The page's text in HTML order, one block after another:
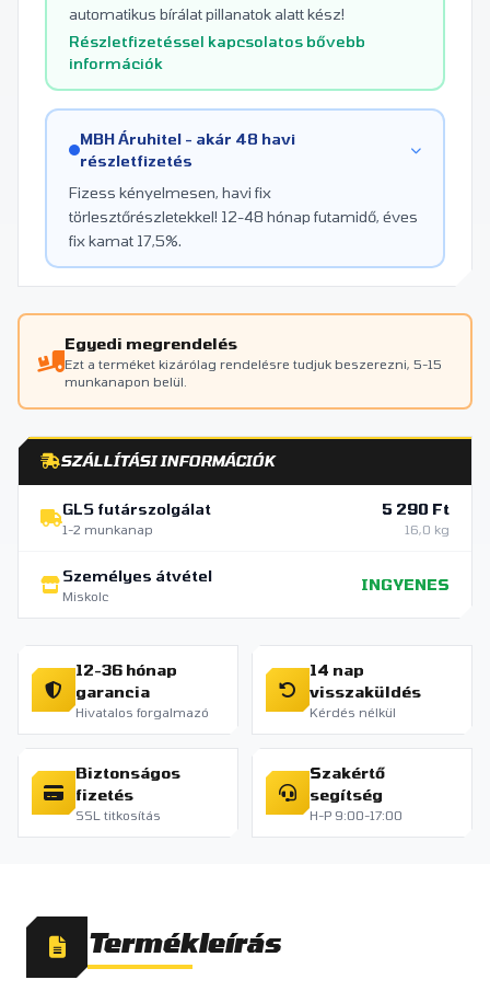
automatikus bírálat pillanatok alatt kész!
Részletfizetéssel kapcsolatos bővebb
információk
MBH Áruhitel - akár 48 havi
részletfizetés
Fizess kényelmesen, havi fix
törlesztőrészletekkel! 12-48 hónap futamidő, éves
fix kamat 17,5%.
Egyedi megrendelés
Ezt a terméket kizárólag rendelésre tudjuk beszerezni, 5-15
munkanapon belül.
SZÁLLÍTÁSI INFORMÁCIÓK
GLS futárszolgálat
1-2 munkanap
5 290 Ft
16,0 kg
Személyes átvétel
Miskolc
INGYENES
12-36 hónap
garancia
Hivatalos forgalmazó
14 nap
visszaküldés
Kérdés nélkül
Biztonságos
fizetés
SSL titkosítás
Szakértő
segítség
H-P 9:00-17:00
Termékleírás